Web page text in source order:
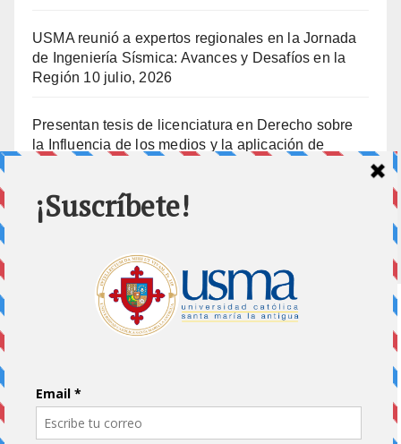
USMA reunió a expertos regionales en la Jornada
de Ingeniería Sísmica: Avances y Desafíos en la
Región 10 julio, 2026
Presentan tesis de licenciatura en Derecho sobre
la Influencia de los medios y la aplicación de